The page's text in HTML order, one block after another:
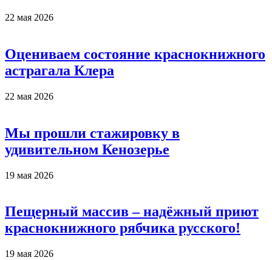
22 мая 2026
Оцениваем состояние краснокнижного
астрагала Клера
22 мая 2026
Мы прошли стажировку в
удивительном Кенозерье
19 мая 2026
Пещерный массив – надёжный приют
краснокнижного рябчика русского!
19 мая 2026